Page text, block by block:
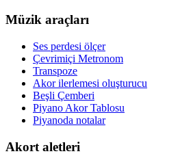
Müzik araçları
Ses perdesi ölçer
Çevrimiçi Metronom
Transpoze
Akor ilerlemesi oluşturucu
Beşli Çemberi
Piyano Akor Tablosu
Piyanoda notalar
Akort aletleri